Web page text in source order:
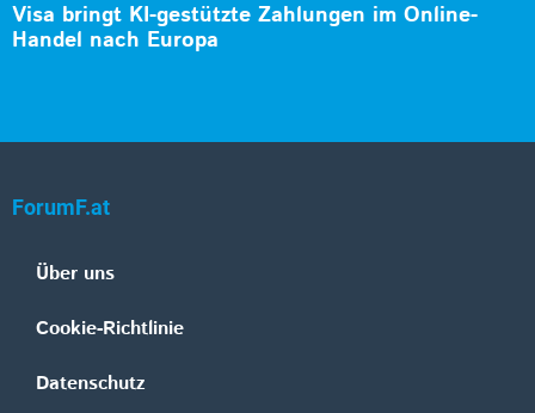
Visa bringt KI-gestützte Zahlungen im Online-
Handel nach Europa
ForumF.at
Über uns
Cookie-Richtlinie
Datenschutz